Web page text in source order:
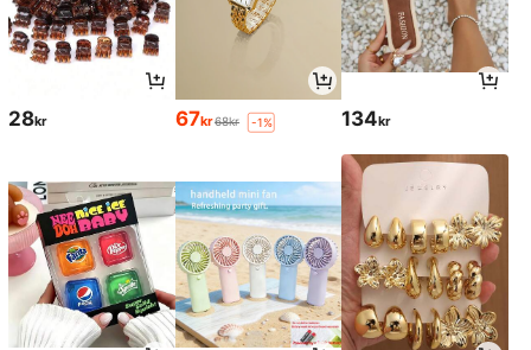
28kr 67kr68kr -1% 134kr